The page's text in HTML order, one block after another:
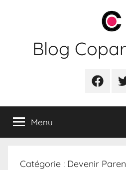
Blog
Menu
Catégorie : Devenir